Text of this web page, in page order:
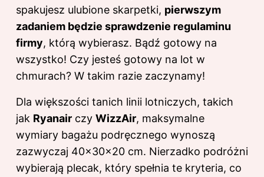
spakujesz ulubione skarpetki, pierwszym
zadaniem będzie sprawdzenie regulaminu
firmy, którą wybierasz. Bądź gotowy na
wszystko! Czy jesteś gotowy na lot w
chmurach? W takim razie zaczynamy!
Dla większości tanich linii lotniczych, takich
jak Ryanair czy WizzAir, maksymalne
wymiary bagażu podręcznego wynoszą
zazwyczaj 40x30x20 cm. Nierzadko podróżni
wybierają plecak, który spełnia te kryteria, co